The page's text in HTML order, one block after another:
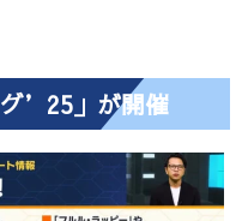
’25」が開催